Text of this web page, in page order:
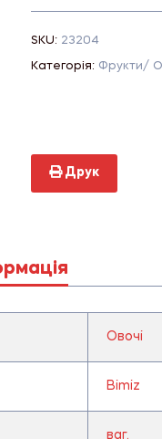
SKU: 23204
Категорія: Фрукти/
Друк
Овочі
Bimiz
ваг.